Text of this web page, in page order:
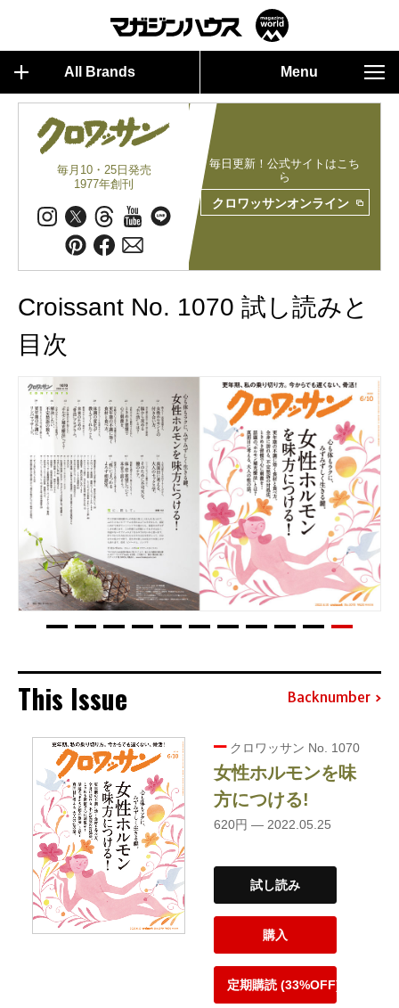
All Brands Menu
毎月10・25日発売
1977年創刊
毎日更新！公式サイトはこち
ら
クロワッサンオンライン
Croissant No. 1070 試し読みと
目次
This Issue Backnumber
クロワッサン No. 1070
女性ホルモンを味
方につける!
620円 — 2022.05.25
試し読み
購入
定期購読 (33%OFF)